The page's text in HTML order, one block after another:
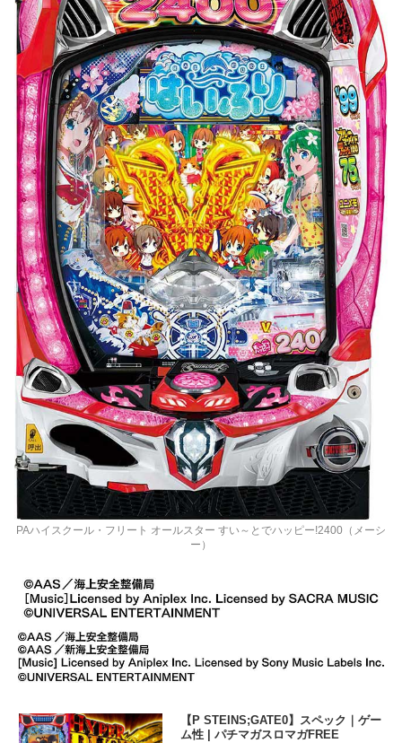
PAハイスクール・フリート オールスター すい～とでハッピー!2400（メーシ
ー）
【P STEINS;GATE0】スペック｜ゲー
ム性 | パチマガスロマガFREE